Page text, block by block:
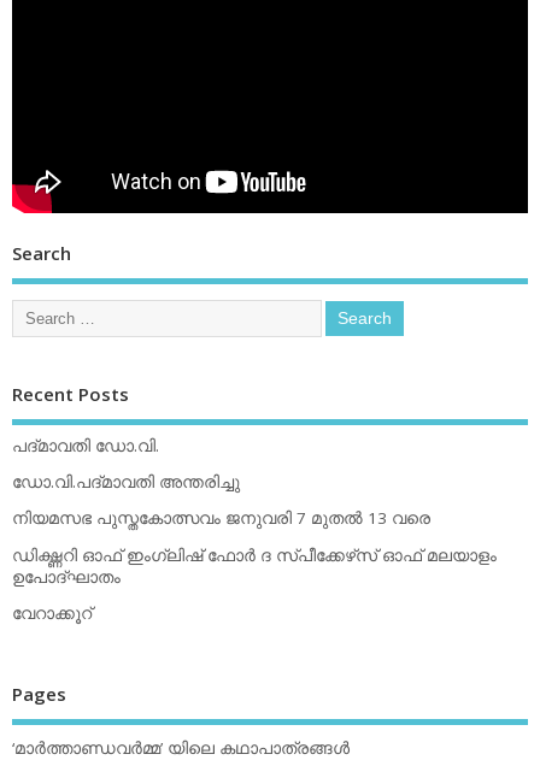
Search
Recent Posts
പദ്മാവതി ഡോ.വി.
ഡോ.വി.പദ്മാവതി അന്തരിച്ചു
നിയമസഭ പുസ്തകോത്സവം ജനുവരി 7 മുതല്‍ 13 വരെ
ഡിക്ഷ്ണറി ഓഫ് ഇംഗ്ലിഷ് ഫോര്‍ ദ സ്പീക്കേഴ്‌സ് ഓഫ് മലയാളം
ഉപോദ്ഘാതം
വേറാക്കൂറ്
Pages
‘മാര്‍ത്താണ്ഡവര്‍മ്മ’ യിലെ കഥാപാത്രങ്ങള്‍